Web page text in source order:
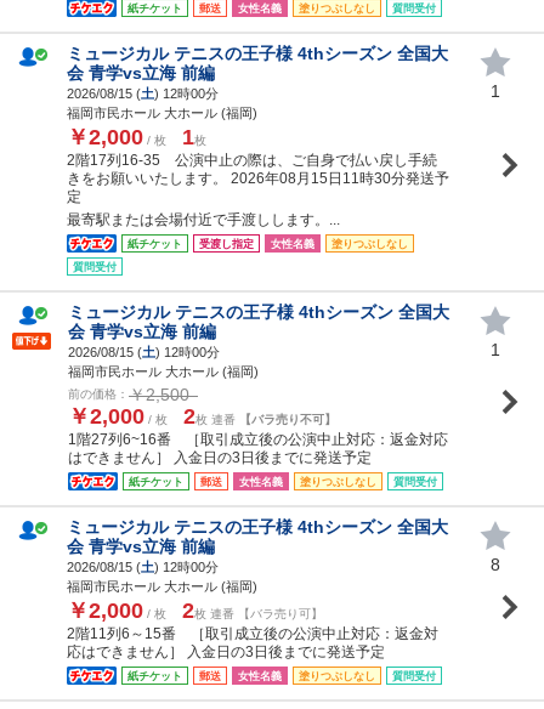
紙チケット 郵送 女性名義 塗りつぶしなし 質問受付
ミュージカル テニスの王子様 4thシーズン 全国大
会 青学vs立海 前編
2026/08/15 (土) 12時00分
福岡市民ホール 大ホール (福岡)
￥2,000 / 枚 1枚
2階17列16-35 公演中止の際は、ご自身で払い戻し手続
きをお願いいたします。 2026年08月15日11時30分発送予
定
最寄駅または会場付近で手渡しします。...
紙チケット 受渡し指定 女性名義
塗りつぶしなし
質問受付
1
ミュージカル テニスの王子様 4thシーズン 全国大
会 青学vs立海 前編
2026/08/15 (土) 12時00分
福岡市民ホール 大ホール (福岡)
前の価格： ￥2,500
￥2,000 / 枚 2枚 連番 【バラ売り不可】
1階27列6~16番 ［取引成立後の公演中止対応：返金対応
はできません］ 入金日の3日後までに発送予定
紙チケット 郵送 女性名義 塗りつぶしなし 質問受付
1
ミュージカル テニスの王子様 4thシーズン 全国大
会 青学vs立海 前編
2026/08/15 (土) 12時00分
福岡市民ホール 大ホール (福岡)
￥2,000 / 枚 2枚 連番 【バラ売り可】
2階11列6～15番 ［取引成立後の公演中止対応：返金対
応はできません］ 入金日の3日後までに発送予定
紙チケット 郵送 女性名義 塗りつぶしなし 質問受付
8